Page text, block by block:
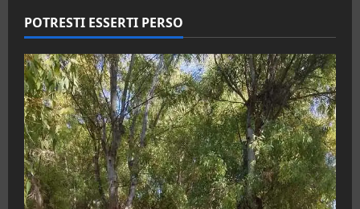
POTRESTI ESSERTI PERSO